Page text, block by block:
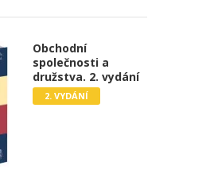
Obchodní
společnosti a
družstva. 2. vydání
2. VYDÁNÍ